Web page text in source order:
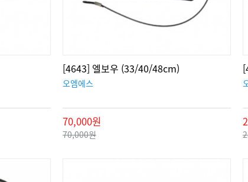
[4643] 엘보우 (33/40/48cm)
오엠에스
70,000원
70,000원